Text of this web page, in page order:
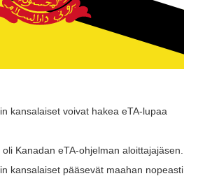
kansalaiset voivat hakea eTA-lupaa
Kanadan eTA-ohjelman aloittajajäsen.
kansalaiset pääsevät maahan nopeasti